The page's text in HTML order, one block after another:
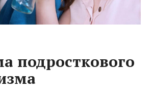
подросткового